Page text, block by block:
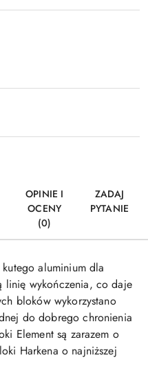
OPINIE I
OCENY
(0)
ZADAJ
PYTANIE
aluminium dla
linię wykończenia, co daje
bloków wykorzystano
do dobrego chronienia
Element są zarazem o
Harkena o najniższej